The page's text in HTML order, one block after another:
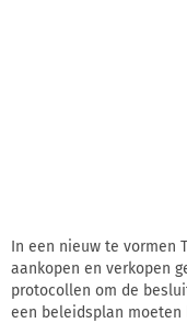
In een nieuw te vormen
aankopen en verkopen
protocollen om de
een beleidsplan moeten